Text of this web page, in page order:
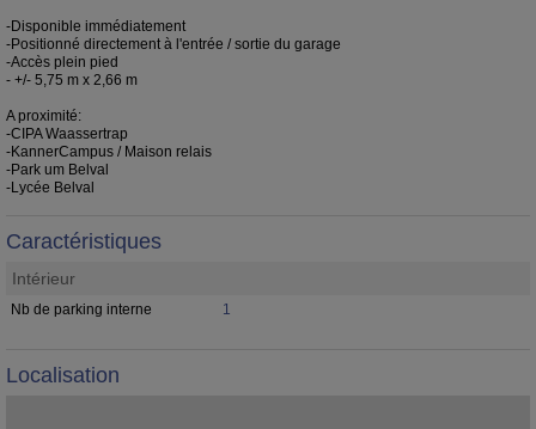
-Disponible immédiatement
-Positionné directement à l'entrée / sortie du garage
-Accès plein pied
- +/- 5,75 m x 2,66 m
A proximité:
-CIPA Waassertrap
-KannerCampus / Maison relais
-Park um Belval
-Lycée Belval
Caractéristiques
Intérieur
Nb de parking interne 1
Localisation